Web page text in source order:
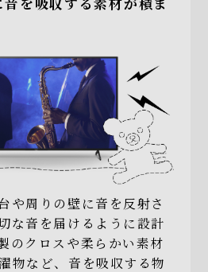
や周りの壁に音を反射さ
な音を届けるように設計
のクロスや柔らかい素材
物など、音を吸収する物